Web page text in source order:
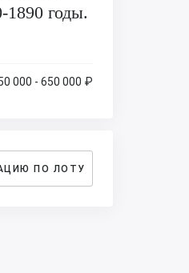
годы.
000 - 650 000 ₽
ПО ЛОТУ